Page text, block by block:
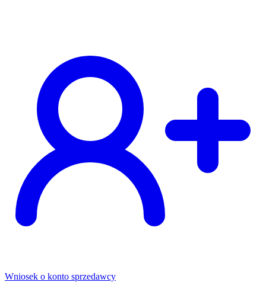
Wniosek o konto sprzedawcy